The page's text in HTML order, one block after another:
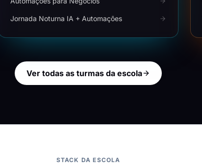
Jornada Noturna IA + Automações
Ver todas as turmas da escola
STACK DA ESCOLA